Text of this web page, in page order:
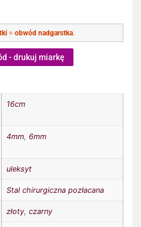
= obwód nadgarstka.
- drukuj miarkę
16cm
4mm, 6mm
uleksyt
Stal chirurgiczna pozłacana
złoty, czarny